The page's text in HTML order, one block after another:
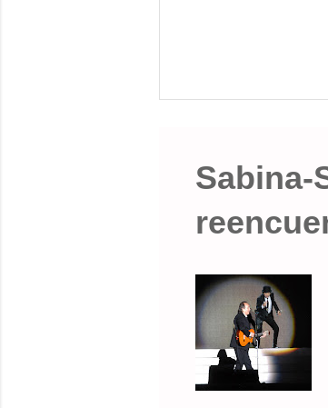
Sabina-